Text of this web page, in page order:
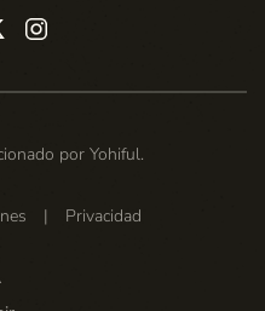
por Yohiful.
| Privacidad